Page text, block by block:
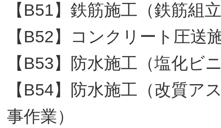
【B51】鉄筋施工（鉄筋組
【B52】コンクリート圧送
【B53】防水施工（塩化ビ
【B54】防水施工（改質ア
事作業）